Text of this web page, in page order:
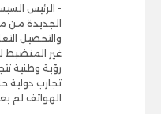
- الرئيس
الجديدة من
والتحصيل
غير المنضبط
رؤية وطنية
تجارب دولية
الهواتف لم